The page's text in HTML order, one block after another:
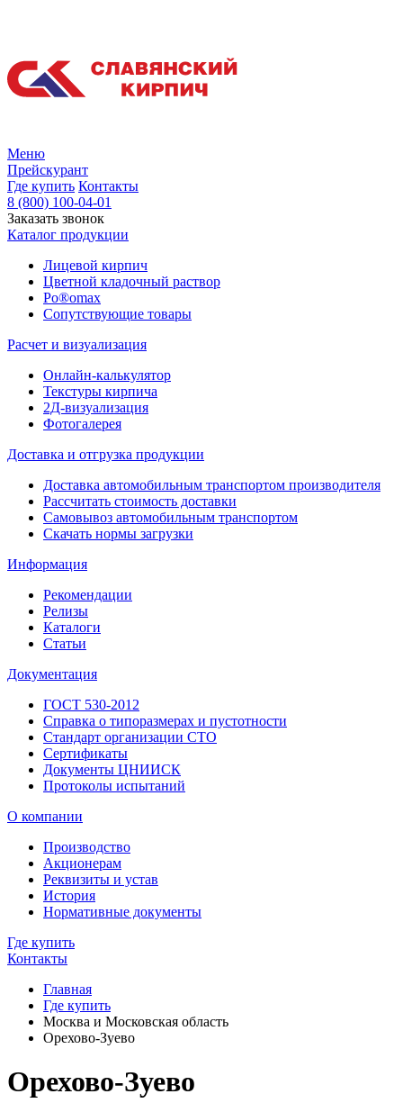
Меню
Прейскурант
Где купить Контакты
8 (800) 100-04-01
Заказать звонок
Каталог продукции
Лицевой кирпич
Цветной кладочный раствор
Po®omax
Сопутствующие товары
Расчет и визуализация
Онлайн-калькулятор
Текстуры кирпича
2Д-визуализация
Фотогалерея
Доставка и отгрузка продукции
Доставка автомобильным транспортом производителя
Рассчитать стоимость доставки
Самовывоз автомобильным транспортом
Скачать нормы загрузки
Информация
Рекомендации
Релизы
Каталоги
Статьи
Документация
ГОСТ 530-2012
Справка о типоразмерах и пустотности
Стандарт организации СТО
Сертификаты
Документы ЦНИИСК
Протоколы испытаний
О компании
Производство
Акционерам
Реквизиты и устав
История
Нормативные документы
Где купить
Контакты
Главная
Где купить
Москва и Московская область
Орехово-Зуево
Орехово-Зуево